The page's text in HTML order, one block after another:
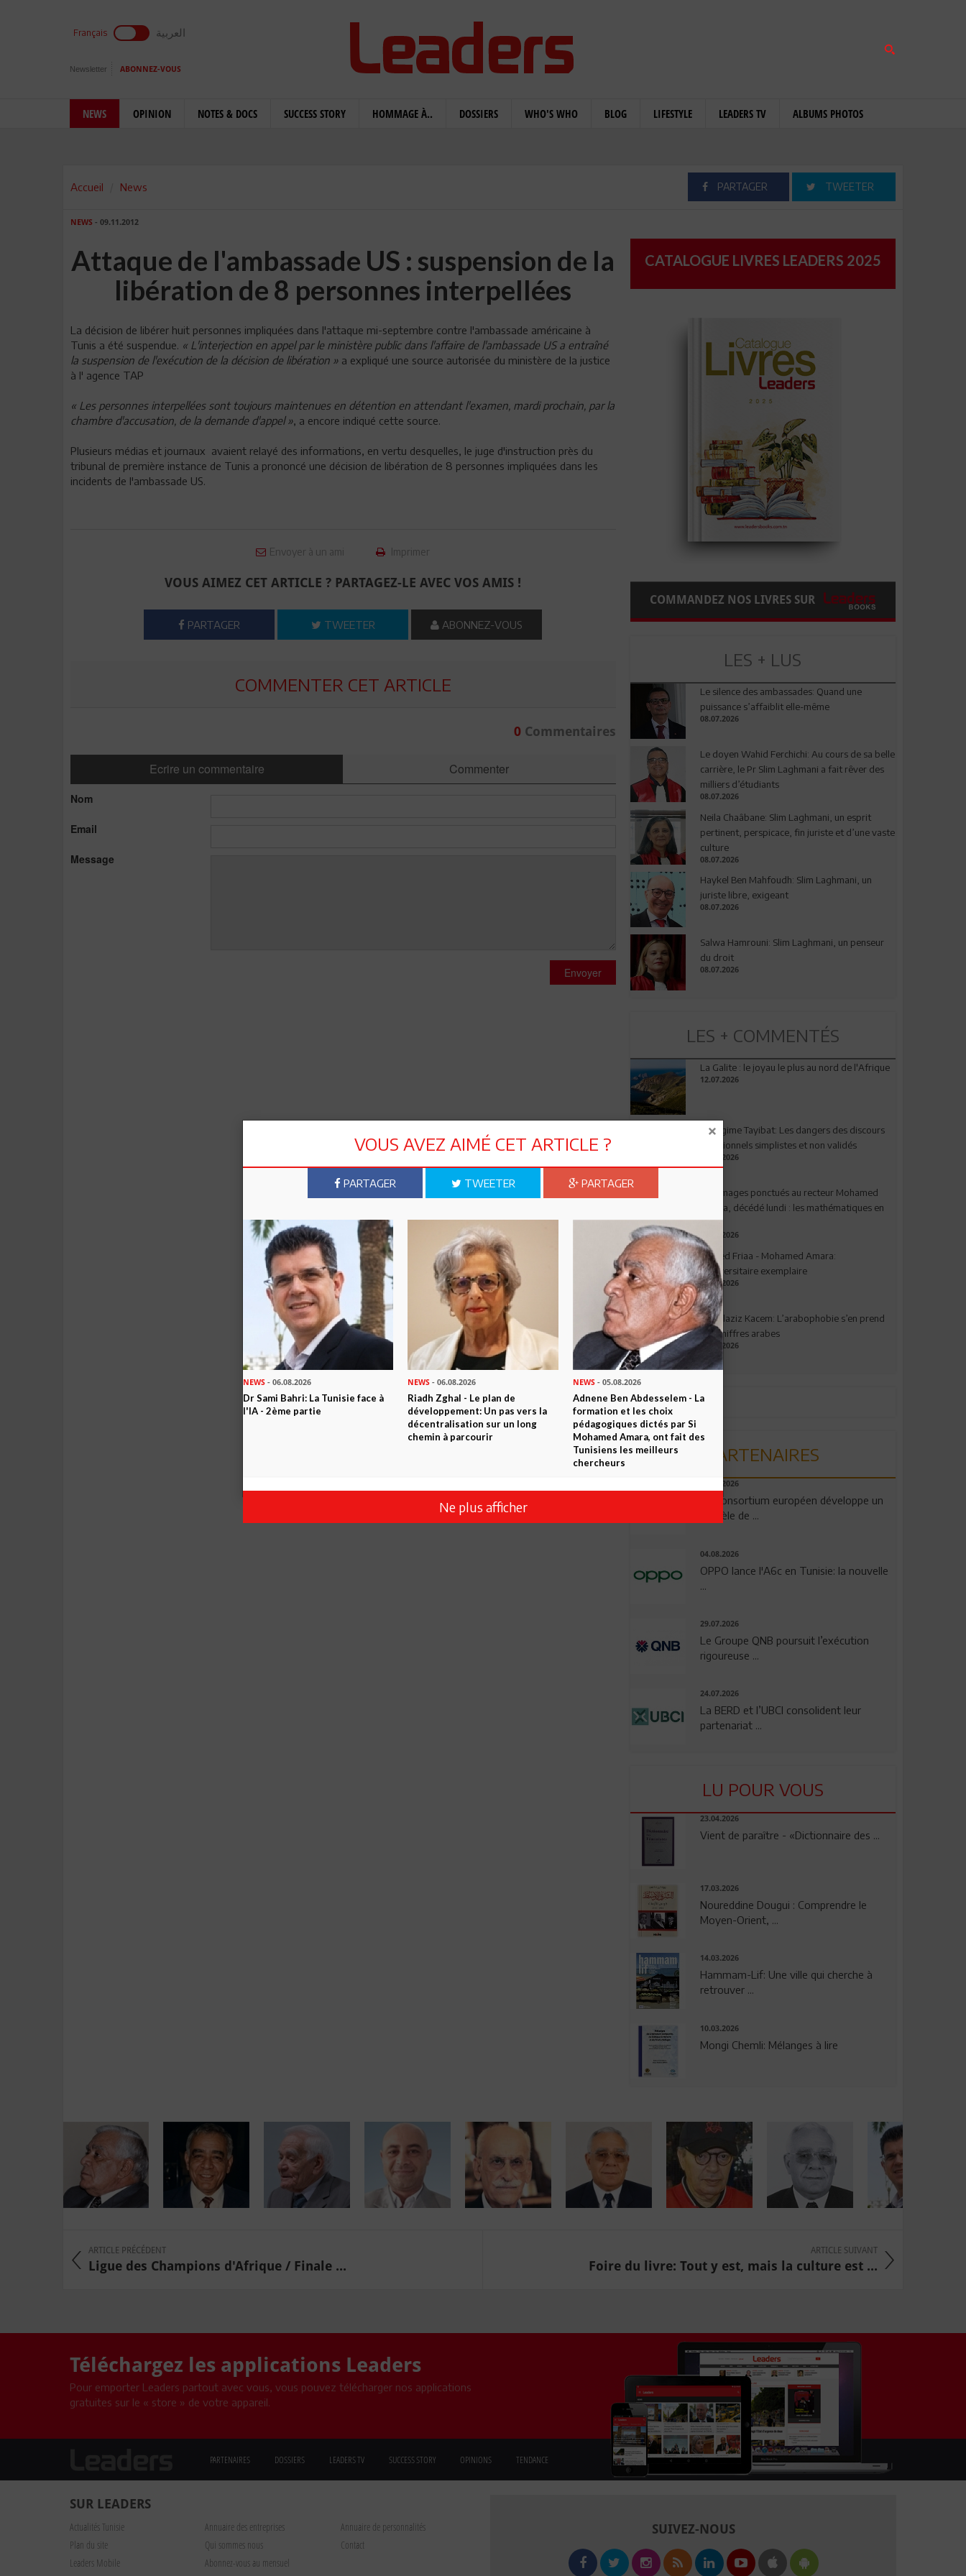
Français العربية
Newsletter ABONNEZ-VOUS
NEWS OPINION NOTES & DOCS SUCCESS STORY HOMMAGE À.. DOSSIERS WHO'S WHO BLOG LIFESTYLE LEADERS TV ALBUMS PHOTOS
Accueil News PARTAGER TWEETER
NEWS - 09.11.2012
Attaque de l'ambassade US : suspension de la
libération de 8 personnes interpellées
La décision de libérer huit personnes impliquées dans l'attaque mi-septembre contre l'ambassade américaine à
Tunis a été suspendue. « L'interjection en appel par le ministère public dans l'affaire de l'ambassade US a entraîné
la suspension de l'exécution de la décision de libération » a expliqué une source autorisée du ministère de la justice
à l' agence TAP
« Les personnes interpellées sont toujours maintenues en détention en attendant l'examen, mardi prochain, par la
chambre d'accusation, de la demande d'appel », a encore indiqué cette source.
Plusieurs médias et journaux avaient relayé des informations, en vertu desquelles, le juge d'instruction près du
tribunal de première instance de Tunis a prononcé une décision de libération de 8 personnes impliquées dans les
incidents de l'ambassade US.
Envoyer à un ami Imprimer
VOUS AIMEZ CET ARTICLE ? PARTAGEZ-LE AVEC VOS AMIS !
PARTAGER TWEETER ABONNEZ-VOUS
COMMENTER CET ARTICLE
0Commentaires
Ecrire un commentaire Commenter
Nom
Email
Message
Envoyer
CATALOGUE LIVRES LEADERS 2025
COMMANDEZ NOS LIVRES SUR
LES + LUS
Le silence des ambassades: Quand une
puissance s’affaiblit elle-même
08.07.2026
Le doyen Wahid Ferchichi: Au cours de sa belle
carrière, le Pr Slim Laghmani a fait rêver des
milliers d’étudiants
08.07.2026
Neila Chaâbane: Slim Laghmani, un esprit
pertinent, perspicace, fin juriste et d’une vaste
culture
08.07.2026
Haykel Ben Mahfoudh: Slim Laghmani, un
juriste libre, exigeant
08.07.2026
Salwa Hamrouni: Slim Laghmani, un penseur
du droit
08.07.2026
LES + COMMENTÉS
La Galite : le joyau le plus au nord de l'Afrique
12.07.2026
Le régime Tayibat: Les dangers des discours
nutritionnels simplistes et non validés
09.07.2026
Hommages ponctués au recteur Mohamed
Amara, décédé lundi : les mathématiques en
deuil
03.08.2026
Ahmed Friaa - Mohamed Amara:
l’Universitaire exemplaire
04.08.2026
Abdelaziz Kacem: L’arabophobie s’en prend
aux chiffres arabes
09.07.2026
PARTENAIRES
06.08.2026
Un consortium européen développe un
modèle de ...
04.08.2026
OPPO lance l'A6c en Tunisie: la nouvelle
...
29.07.2026
Le Groupe QNB poursuit l’exécution
rigoureuse ...
24.07.2026
La BERD et l’UBCI consolident leur
partenariat ...
LU POUR VOUS
23.04.2026
Vient de paraître - «Dictionnaire des ...
17.03.2026
Noureddine Dougui : Comprendre le
Moyen-Orient, ...
14.03.2026
Hammam-Lif: Une ville qui cherche à
retrouver ...
10.03.2026
Mongi Chemli: Mélanges à lire
ARTICLE PRÉCÉDENT
Ligue des Champions d'Afrique / Finale ...
ARTICLE SUIVANT
Foire du livre: Tout y est, mais la culture est ...
Téléchargez les applications Leaders
Pour emporter Leaders partout avec vous, vous pouvez télécharger nos applications
gratuites sur le « store » de votre appareil.
PARTENAIRES DOSSIERS LEADERS TV SUCCESS STORY OPINIONS TENDANCE
SUR LEADERS
Actualités Tunisie Annuaire des entreprises
Annuaire de personnalités
Plan du site
Qui sommes nous
Contact
Leaders Mobile
Abonnez-vous au mensuel
SUIVEZ-NOUS
VOUS AVEZ AIMÉ CET ARTICLE ?
PARTAGER TWEETER PARTAGER
NEWS - 06.08.2026
Dr Sami Bahri: La Tunisie face à
l'IA - 2ème partie
NEWS - 06.08.2026
Riadh Zghal - Le plan de
développement: Un pas vers la
décentralisation sur un long
chemin à parcourir
NEWS- 05.08.2026
Adnene Ben Abdesselem - La
formation et les choix
pédagogiques dictés par Si
Mohamed Amara, ont fait des
Tunisiens les meilleurs
chercheurs
Ne plus afficher